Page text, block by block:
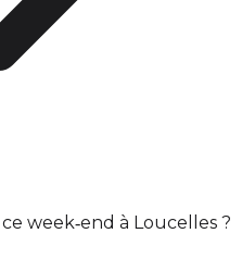
week‑end à Loucelles ?